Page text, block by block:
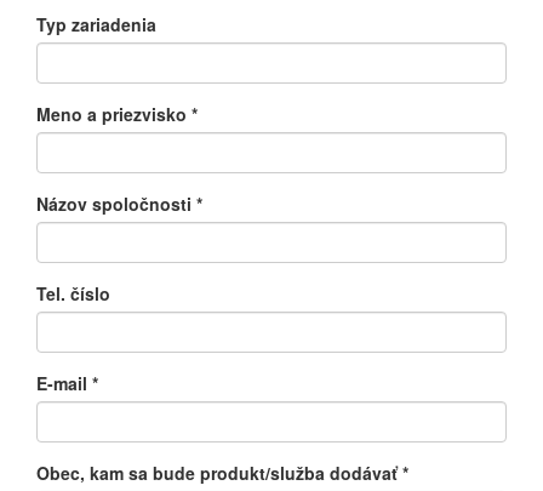
Typ zariadenia
Meno a priezvisko *
Názov spoločnosti *
Tel. číslo
E-mail *
Obec, kam sa bude produkt/služba dodávať*